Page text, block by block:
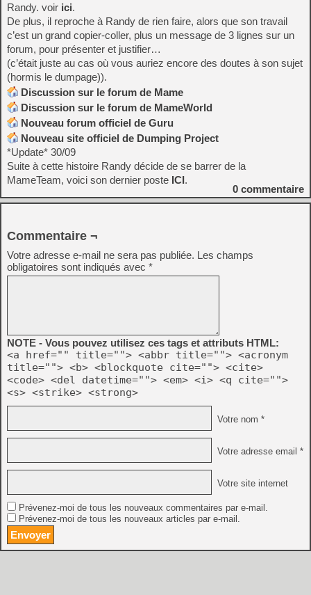
Randy. voir ici.
De plus, il reproche à Randy de rien faire, alors que son travail
c’est un grand copier-coller, plus un message de 3 lignes sur un
forum, pour présenter et justifier…
(c’était juste au cas où vous auriez encore des doutes à son sujet
(hormis le dumpage)).
Discussion sur le forum de Mame
Discussion sur le forum de MameWorld
Nouveau forum officiel de Guru
Nouveau site officiel de Dumping Project
*Update* 30/09
Suite à cette histoire Randy décide de se barrer de la
MameTeam, voici son dernier poste ICI.
0 commentaire
Commentaire ¬
Votre adresse e-mail ne sera pas publiée. Les champs
obligatoires sont indiqués avec *
NOTE - Vous pouvez utilisez ces tags et attributs HTML:
<a href="" title=""> <abbr title=""> <acronym
title=""> <b> <blockquote cite=""> <cite>
<code> <del datetime=""> <em> <i> <q cite="">
<s> <strike> <strong>
Votre nom *
Votre adresse email *
Votre site internet
Prévenez-moi de tous les nouveaux commentaires par e-mail.
Prévenez-moi de tous les nouveaux articles par e-mail.